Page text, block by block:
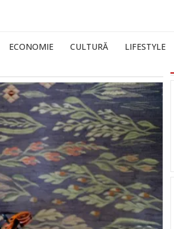
ECONOMIE CULTURĂ LIFESTYLE